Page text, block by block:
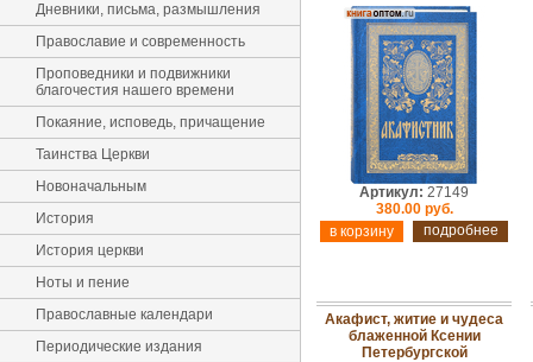
Дневники, письма, размышления
Православие и современность
Проповедники и подвижники
благочестия нашего времени
Покаяние, исповедь, причащение
Таинства Церкви
Новоначальным
История
История церкви
Ноты и пение
Православные календари
Периодические издания
Артикул: 27149
380.00 руб.
подробнее
Акафист, житие и чудеса
блаженной Ксении
Петербургской